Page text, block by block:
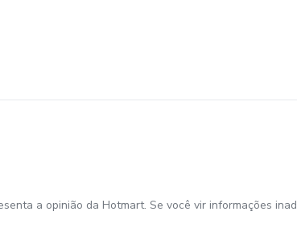
a opinião da Hotmart. Se você vir informações